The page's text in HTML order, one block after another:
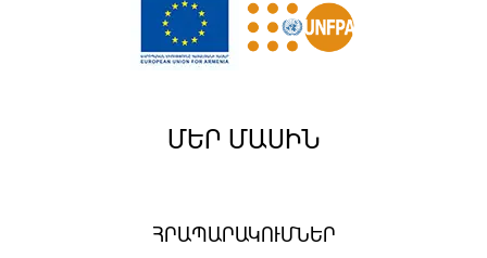
ՄԵՐ ՄԱՍԻՆ
ՀՐԱՊԱՐԱԿՈՒՄՆԵՐ